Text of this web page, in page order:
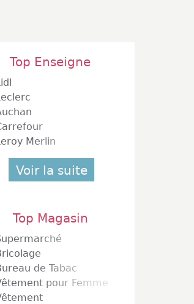
Top Enseigne
Merlin
Voir la suite
Top Magasin
de Tabac
pour Femme